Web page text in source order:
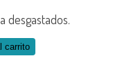
desgastados.
carrito